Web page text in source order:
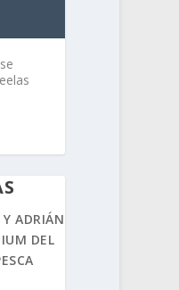
ADRIÁN
DEL